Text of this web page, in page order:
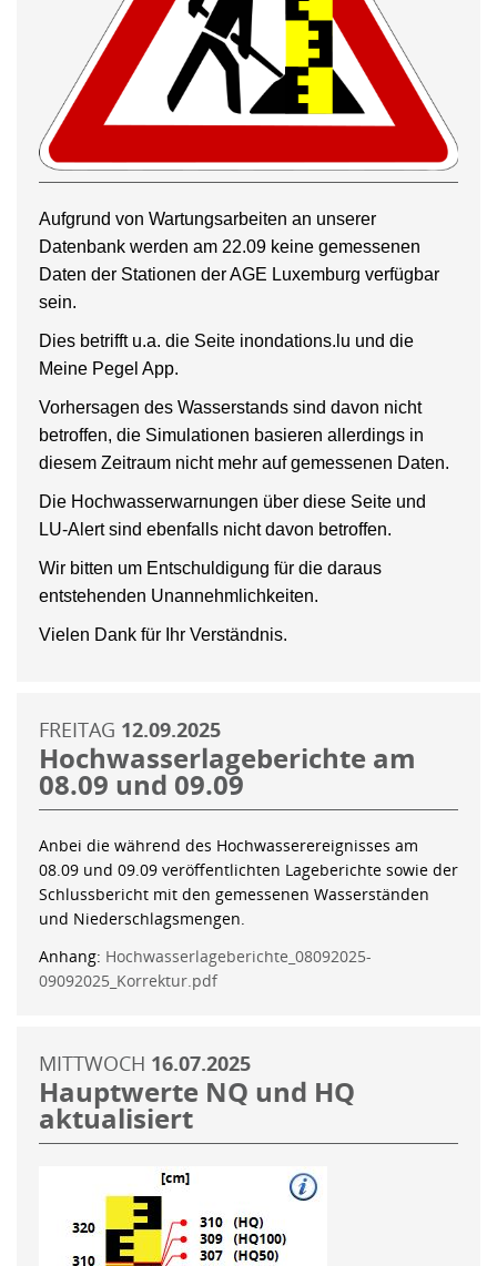
Aufgrund von Wartungsarbeiten an unserer
Datenbank werden am 22.09 keine gemessenen
Daten der Stationen der AGE Luxemburg verfügbar
sein.
Dies betrifft u.a. die Seite inondations.lu und die
Meine Pegel App.
Vorhersagen des Wasserstands sind davon nicht
betroffen, die Simulationen basieren allerdings in
diesem Zeitraum nicht mehr auf gemessenen Daten.
Die Hochwasserwarnungen über diese Seite und
LU-Alert sind ebenfalls nicht davon betroffen.
Wir bitten um Entschuldigung für die daraus
entstehenden Unannehmlichkeiten.
Vielen Dank für Ihr Verständnis.
FREITAG 12.09.2025
Hochwasserlageberichte am
08.09 und 09.09
Anbei die während des Hochwasserereignisses am
08.09 und 09.09 veröffentlichten Lageberichte sowie der
Schlussbericht mit den gemessenen Wasserständen
und Niederschlagsmengen.
Anhang: Hochwasserlageberichte_08092025-
09092025_Korrektur.pdf
MITTWOCH 16.07.2025
Hauptwerte NQ und HQ
aktualisiert